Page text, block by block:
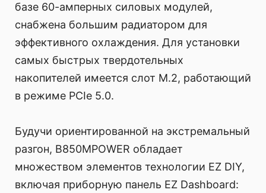
базе 60-амперных силовых модулей,
снабжена большим радиатором для
эффективного охлаждения. Для установки
самых быстрых твердотельных
накопителей имеется слот M.2, работающий
в режиме PCIe 5.0.
Будучи ориентированной на экстремальный
разгон, B850MPOWER обладает
множеством элементов технологии EZ DIY,
включая приборную панель EZ Dashboard: